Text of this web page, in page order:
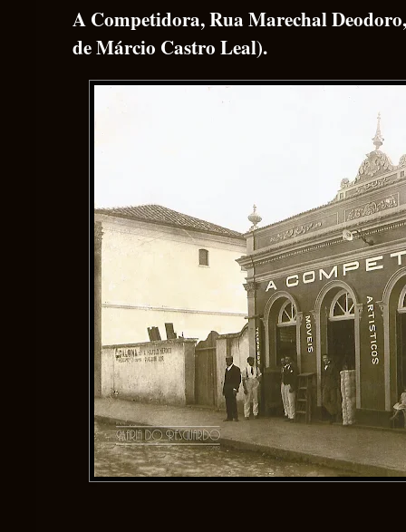
A Competidora, Rua Marechal
de Márcio Castro Leal).